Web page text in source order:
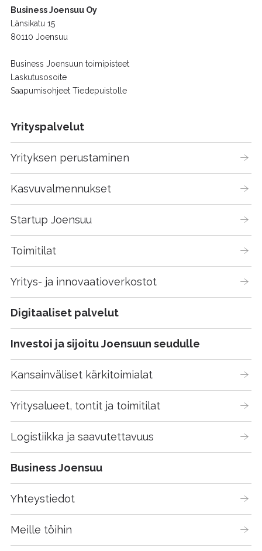
Business Joensuu Oy
Länsikatu 15
80110 Joensuu
Business Joensuun toimipisteet
Laskutusosoite
Saapumisohjeet Tiedepuistolle
Yrityspalvelut
Yrityksen perustaminen
Kasvuvalmennukset
Startup Joensuu
Toimitilat
Yritys- ja innovaatioverkostot
Digitaaliset palvelut
Investoi ja sijoitu Joensuun seudulle
Kansainväliset kärkitoimialat
Yritysalueet, tontit ja toimitilat
Logistiikka ja saavutettavuus
Business Joensuu
Yhteystiedot
Meille töihin